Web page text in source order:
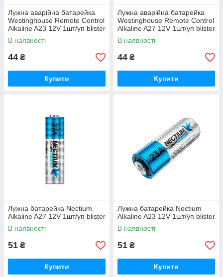
Лужна аварійна батарейка
Westinghouse Remote Control
Alkaline A23 12V 1шт/уп blister
В наявності
44 ₴
Купити
Лужна аварійна батарейка
Westinghouse Remote Control
Alkaline A27 12V 1шт/уп blister
В наявності
44 ₴
Купити
Лужна батарейка Nectium
Alkaline A27 12V 1шт/уп blister
В наявності
51 ₴
Купити
Лужна батарейка Nectium
Alkaline A23 12V 1шт/уп blister
В наявності
51 ₴
Купити